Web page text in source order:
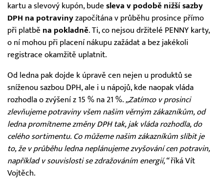
kartu a slevový kupón, bude sleva v podobě nižší sazby
DPH na potraviny započítána v průběhu prosince přímo
při platbě na pokladně. Ti, co nejsou držitelé PENNY karty,
o ní mohou při placení nákupu zažádat a bez jakékoli
registrace okamžitě uplatnit.
Od ledna pak dojde k úpravě cen nejen u produktů se
sníženou sazbou DPH, ale i u nápojů, kde naopak vláda
rozhodla o zvýšení z 15 % na 21 %. „Zatímco v prosinci
zlevňujeme potraviny všem našim věrným zákazníkům, od
ledna promítneme změny DPH tak, jak vláda rozhodla, do
celého sortimentu. Co můžeme našim zákazníkům slíbit je
to, že v průběhu ledna neplánujeme zvyšování cen potravin,
například v souvislosti se zdražováním energií,“říká Vít
Vojtěch.